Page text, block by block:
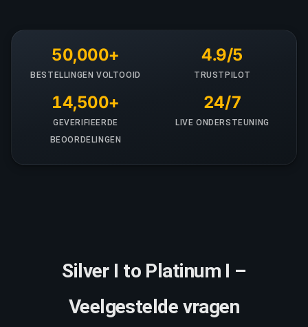
50,000+
BESTELLINGEN VOLTOOID
4.9/5
TRUSTPILOT
14,500+
GEVERIFIEERDE
BEOORDELINGEN
24/7
LIVE ONDERSTEUNING
Silver I to Platinum I –
Veelgestelde vragen